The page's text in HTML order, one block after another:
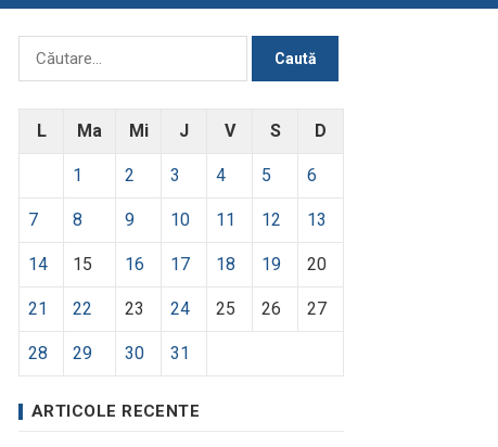
Caută
L Ma Mi J V S D
1 2 3 4 5 6
7 8 9 10 11 12 13
14 15 16 17 18 19 20
21 22 23 24 25 26 27
28 29 30 31
ARTICOLE RECENTE